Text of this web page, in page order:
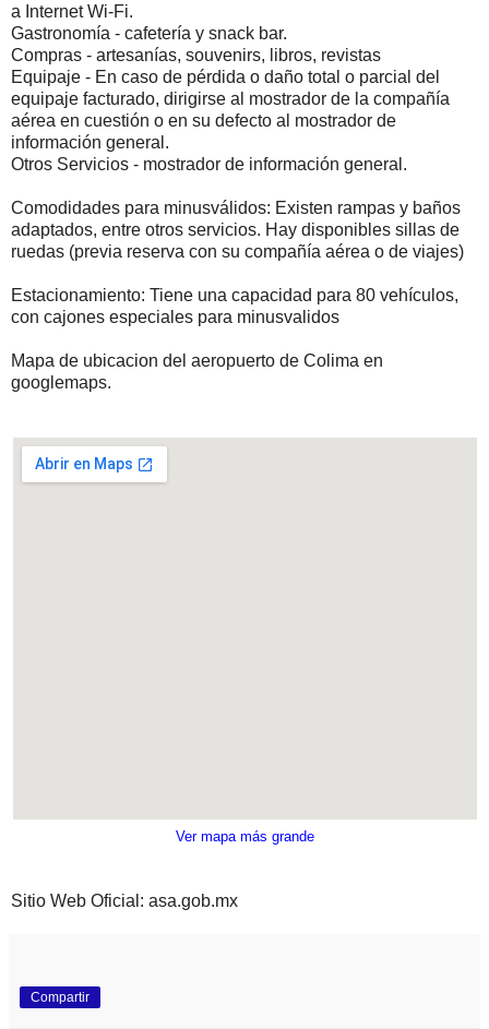
a Internet Wi-Fi.
Gastronomía - cafetería y snack bar.
Compras - artesanías, souvenirs, libros, revistas
Equipaje - En caso de pérdida o daño total o parcial del
equipaje facturado, dirigirse al mostrador de la compañía
aérea en cuestión o en su defecto al mostrador de
información general.
Otros Servicios - mostrador de información general.
Comodidades para minusválidos: Existen rampas y baños
adaptados, entre otros servicios. Hay disponibles sillas de
ruedas (previa reserva con su compañía aérea o de viajes)
Estacionamiento: Tiene una capacidad para 80 vehículos,
con cajones especiales para minusvalidos
Mapa de ubicacion del aeropuerto de Colima en
googlemaps.
Ver mapa más grande
Sitio Web Oficial: asa.gob.mx
Compartir